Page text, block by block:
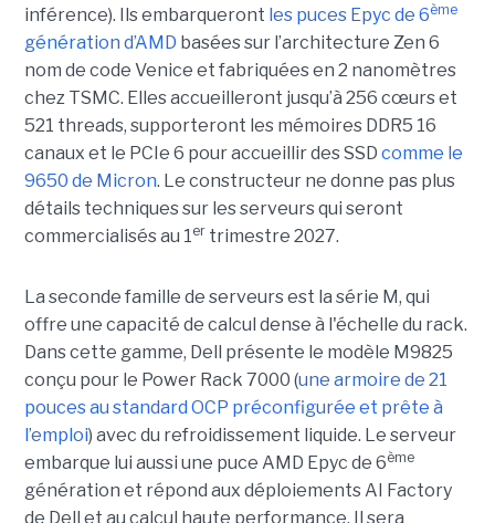
inférence). Ils embarqueront les puces Epyc de 6ème
génération d’AMD basées sur l’architecture Zen 6
nom de code Venice et fabriquées en 2 nanomètres
chez TSMC. Elles accueilleront jusqu’à 256 cœurs et
521 threads, supporteront les mémoires DDR5 16
canaux et le PCIe 6 pour accueillir des SSD comme le
9650 de Micron. Le constructeur ne donne pas plus
détails techniques sur les serveurs qui seront
commercialisés au 1er trimestre 2027.
La seconde famille de serveurs est la série M, qui
offre une capacité de calcul dense à l'échelle du rack.
Dans cette gamme, Dell présente le modèle M9825
conçu pour le Power Rack 7000 (une armoire de 21
pouces au standard OCP préconfigurée et prête à
l’emploi) avec du refroidissement liquide. Le serveur
embarque lui aussi une puce AMD Epyc de 6ème
génération et répond aux déploiements AI Factory
de Dell et au calcul haute performance. Il sera